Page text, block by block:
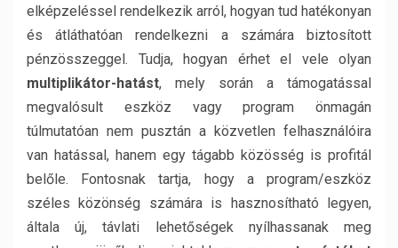
elképzeléssel rendelkezik arról, hogyan tud hatékonyan
és átláthatóan rendelkezni a számára biztosított
pénzösszeggel. Tudja, hogyan érhet el vele olyan
multiplikátor-hatást, mely során a támogatással
megvalósult eszköz vagy program önmagán
túlmutatóan nem pusztán a közvetlen felhasználóira
van hatással, hanem egy tágabb közösség is profitál
belőle. Fontosnak tartja, hogy a program/eszköz
széles közönség számára is hasznosítható legyen,
általa új, távlati lehetőségek nyílhassanak meg